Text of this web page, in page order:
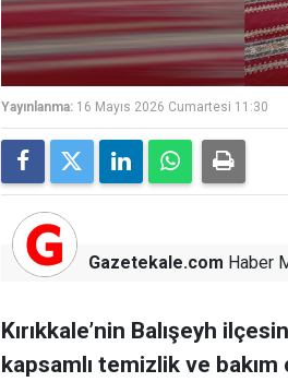
Yayınlanma: 16 Mayıs 2026 Cumartesi 11:30
Gazetekale.com Haber
Kırıkkale’nin Balışeyh
kapsamlı temizlik ve bakım